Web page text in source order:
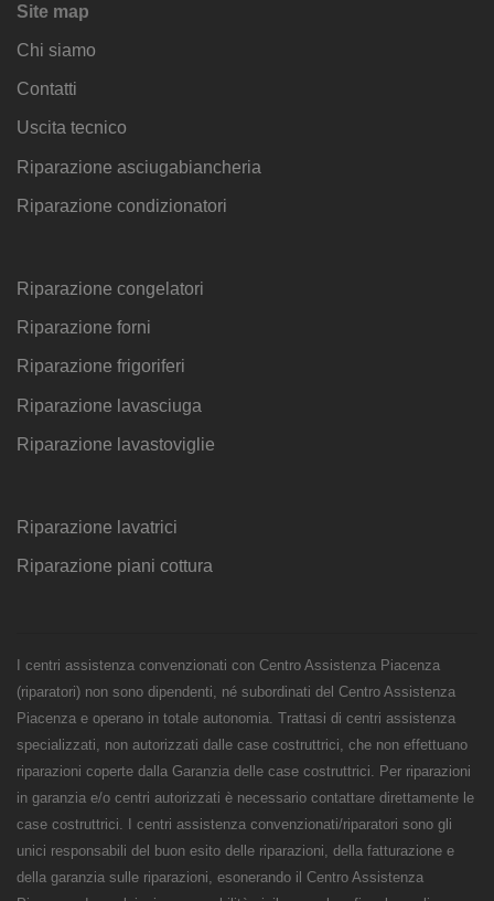
Site map
Chi siamo
Contatti
Uscita tecnico
Riparazione asciugabiancheria
Riparazione condizionatori
Riparazione congelatori
Riparazione forni
Riparazione frigoriferi
Riparazione lavasciuga
Riparazione lavastoviglie
Riparazione lavatrici
Riparazione piani cottura
I centri assistenza convenzionati con Centro Assistenza Piacenza
(riparatori) non sono dipendenti, né subordinati del Centro Assistenza
Piacenza e operano in totale autonomia. Trattasi di centri assistenza
specializzati, non autorizzati dalle case costruttrici, che non effettuano
riparazioni coperte dalla Garanzia delle case costruttrici. Per riparazioni
in garanzia e/o centri autorizzati è necessario contattare direttamente le
case costruttrici. I centri assistenza convenzionati/riparatori sono gli
unici responsabili del buon esito delle riparazioni, della fatturazione e
della garanzia sulle riparazioni, esonerando il Centro Assistenza